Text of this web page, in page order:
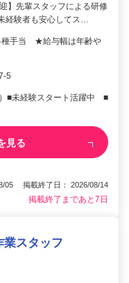
】先輩スタッフによる研修
経験者も安心してス…
種手当 ★給与幅は年齢や
5
■未経験スタート活躍中 ■
見る
05 掲載終了日： 2026/08/14
掲載終了まであと7日
業スタッフ